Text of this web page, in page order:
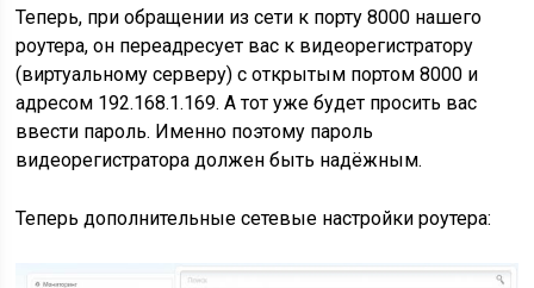
Теперь, при обращении из сети к порту 8000 нашего
роутера, он переадресует вас к видеорегистратору
(виртуальному серверу) с открытым портом 8000 и
адресом 192.168.1.169. А тот уже будет просить вас
ввести пароль. Именно поэтому пароль
видеорегистратора должен быть надёжным.
Теперь дополнительные сетевые настройки роутера: